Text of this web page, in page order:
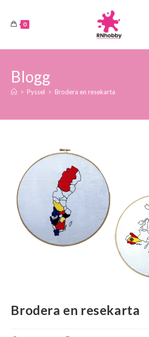
0
Blogg
> Pyssel > Brodera en resekarta
Brodera en resekarta